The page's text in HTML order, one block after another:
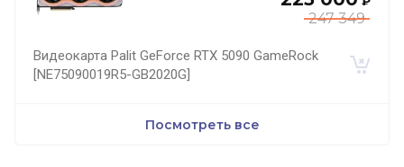
247 349
Видеокарта Palit GeForce RTX 5090 GameRock
[NE75090019R5-GB2020G]
Посмотреть все